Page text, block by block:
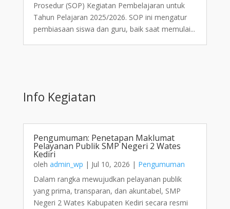
Prosedur (SOP) Kegiatan Pembelajaran untuk
Tahun Pelajaran 2025/2026. SOP ini mengatur
pembiasaan siswa dan guru, baik saat memulai...
Info Kegiatan
Pengumuman: Penetapan Maklumat
Pelayanan Publik SMP Negeri 2 Wates
Kediri
oleh admin_wp | Jul 10, 2026 | Pengumuman
Dalam rangka mewujudkan pelayanan publik
yang prima, transparan, dan akuntabel, SMP
Negeri 2 Wates Kabupaten Kediri secara resmi